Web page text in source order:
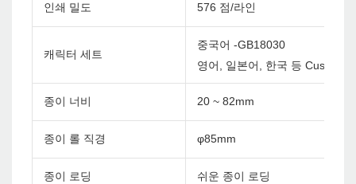
인쇄 밀도 576 점/라인
캐릭터 세트
중국어 -GB18030
영어, 일본어, 한국 등 Custom
종이 너비 20 ~ 82mm
종이 롤 직경 φ85mm
종이 로딩 쉬운 종이 로딩